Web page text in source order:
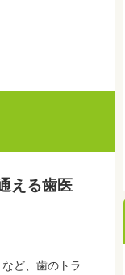
える歯医
ど、歯のトラ